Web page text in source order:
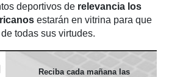
deportivos de relevancia los
estarán en vitrina para que
todas sus virtudes.
Reciba cada mañana las